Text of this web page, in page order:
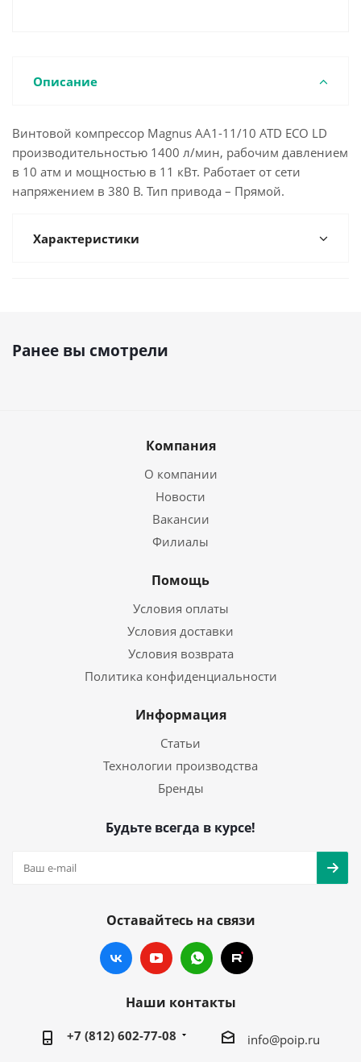
Описание
Винтовой компрессор Magnus AA1-11/10 ATD ECO LD
производительностью 1400 л/мин, рабочим давлением
в 10 атм и мощностью в 11 кВт. Работает от сети
напряжением в 380 В. Тип привода – Прямой.
Характеристики
Ранее вы смотрели
Компания
О компании
Новости
Вакансии
Филиалы
Помощь
Условия оплаты
Условия доставки
Условия возврата
Политика конфиденциальности
Информация
Статьи
Технологии производства
Бренды
Будьте всегда в курсе!
Оставайтесь на связи
Наши контакты
+7 (812) 602-77-08 info@poip.ru